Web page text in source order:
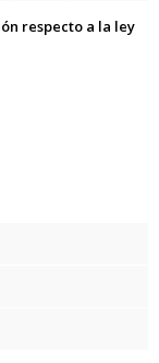
respecto a la ley